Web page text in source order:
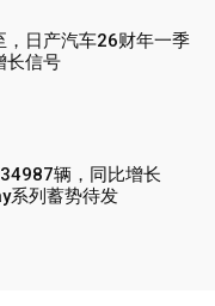
，日产汽车26财年一季
长信号
辆，同比增长
系列蓄势待发